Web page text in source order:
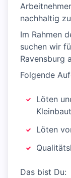
nachhaltig
Im Rahmen
suchen wir
Ravensburg
Folgende
Löten
Löten
Das bist Du: